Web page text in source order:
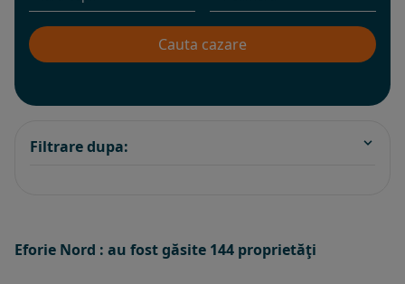
Filtrare dupa:
Eforie Nord : au fost găsite 144 proprietăţi